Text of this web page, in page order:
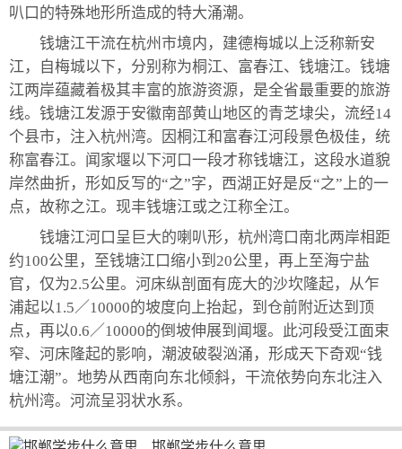
叭口的特殊地形所造成的特大涌潮。
钱塘江干流在杭州市境内，建德梅城以上泛称新安
江，自梅城以下，分别称为桐江、富春江、钱塘江。钱塘
江两岸蕴藏着极其丰富的旅游资源，是全省最重要的旅游
线。钱塘江发源于安徽南部黄山地区的青芝埭尖，流经14
个县市，注入杭州湾。因桐江和富春江河段景色极佳，统
称富春江。闻家堰以下河口一段才称钱塘江，这段水道貌
岸然曲折，形如反写的“之”字，西湖正好是反“之”上的一
点，故称之江。现丰钱塘江或之江称全江。
钱塘江河口呈巨大的喇叭形，杭州湾口南北两岸相距
约100公里，至钱塘江口缩小到20公里，再上至海宁盐
官，仅为2.5公里。河床纵剖面有庞大的沙坎隆起，从乍
浦起以1.5／10000的坡度向上抬起，到仓前附近达到顶
点，再以0.6／10000的倒坡伸展到闻堰。此河段受江面束
窄、河床隆起的影响，潮波破裂汹涌，形成天下奇观“钱
塘江潮”。地势从西南向东北倾斜，干流依势向东北注入
杭州湾。河流呈羽状水系。